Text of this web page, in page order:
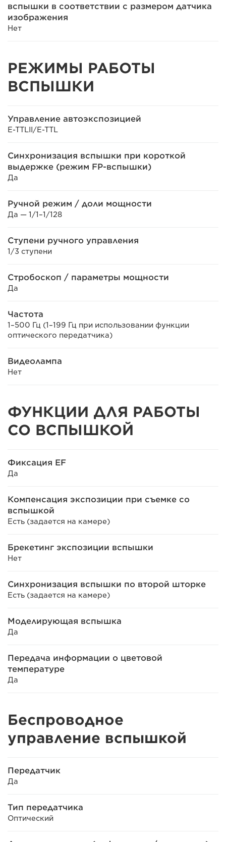
вспышки в соответствии с размером датчика
изображения
Нет
РЕЖИМЫ РАБОТЫ
ВСПЫШКИ
Управление автоэкспозицией
E-TTLII/E-TTL
Синхронизация вспышки при короткой
выдержке (режим FP-вспышки)
Да
Ручной режим / доли мощности
Да — 1/1–1/128
Ступени ручного управления
1/3 ступени
Стробоскоп / параметры мощности
Да
Частота
1–500 Гц (1–199 Гц при использовании функции
оптического передатчика)
Видеолампа
Нет
ФУНКЦИИ ДЛЯ РАБОТЫ
СО ВСПЫШКОЙ
Фиксация EF
Да
Компенсация экспозиции при съемке со
вспышкой
Есть (задается на камере)
Брекетинг экспозиции вспышки
Нет
Синхронизация вспышки по второй шторке
Есть (задается на камере)
Моделирующая вспышка
Да
Передача информации о цветовой
температуре
Да
Беспроводное
управление вспышкой
Передатчик
Да
Тип передатчика
Оптический